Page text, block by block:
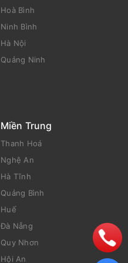
Hoà Bình
Ninh Bình
Hà Nội
Quảng Ninh
Miền Trung
Thanh Hoá
Nghệ An
Hà Tĩnh
Quảng Bình
Huế
Đà Nẵng
Quy Nhơn
Hội An